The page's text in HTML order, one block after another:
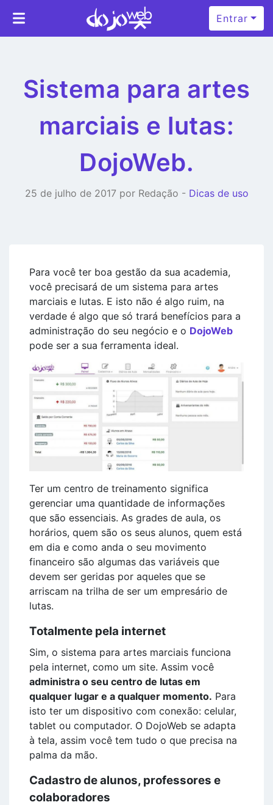
Entrar
Sistema para artes
marciais e lutas:
DojoWeb.
25 de julho de 2017 por Redação - Dicas de uso
Para você ter boa gestão da sua academia,
você precisará de um sistema para artes
marciais e lutas. E isto não é algo ruim, na
verdade é algo que só trará benefícios para a
administração do seu negócio e o DojoWeb
pode ser a sua ferramenta ideal.
Ter um centro de treinamento significa
gerenciar uma quantidade de informações
que são essenciais. As grades de aula, os
horários, quem são os seus alunos, quem está
em dia e como anda o seu movimento
financeiro são algumas das variáveis que
devem ser geridas por aqueles que se
arriscam na trilha de ser um empresário de
lutas.
Totalmente pela internet
Sim, o sistema para artes marciais funciona
pela internet, como um site. Assim você
administra o seu centro de lutas em
qualquer lugar e a qualquer momento. Para
isto ter um dispositivo com conexão: celular,
tablet ou computador. O DojoWeb se adapta
à tela, assim você tem tudo o que precisa na
palma da mão.
Cadastro de alunos, professores e
colaboradores